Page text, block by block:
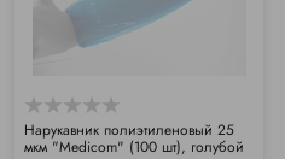
Нарукавник полиэтиленовый 25
мкм "Medicom" (100 шт), голубой